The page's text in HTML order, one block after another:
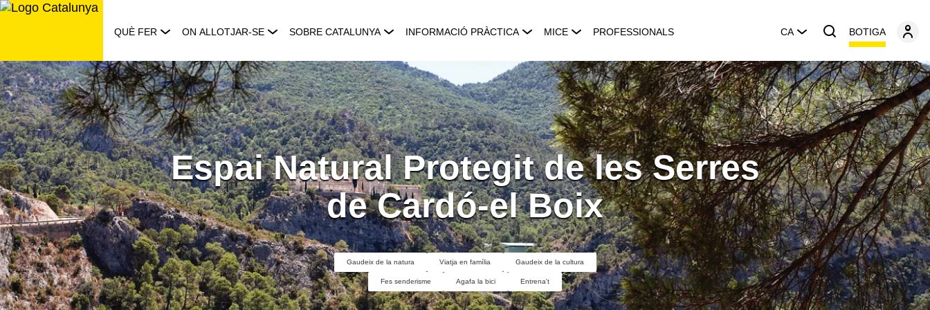
Saltar
QUÈ FER ON ALLOTJAR-SE SOBRE CATALUNYA INFORMACIÓ PRÀCTICA MICE PROFESSIONALS CA BOTIGA
Espai Natural Protegit de les Serres
de Cardó-el Boix
Gaudeix de la natura Viatja en família Gaudeix de la cultura
Fes senderisme Agafa la bici Entrena't